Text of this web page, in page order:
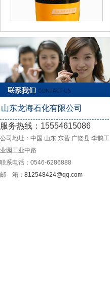
旺润经典 极压抗磨锂基脂
领润 螺纹|丝扣|密封专用脂
山东龙海石化有限公司
服务热线：15554615086
公司地址：中国 山东 东营 广饶县 李鹊工
业园工业中路
联系电话：0546-6286888
邮 箱： 812548424@qq.com